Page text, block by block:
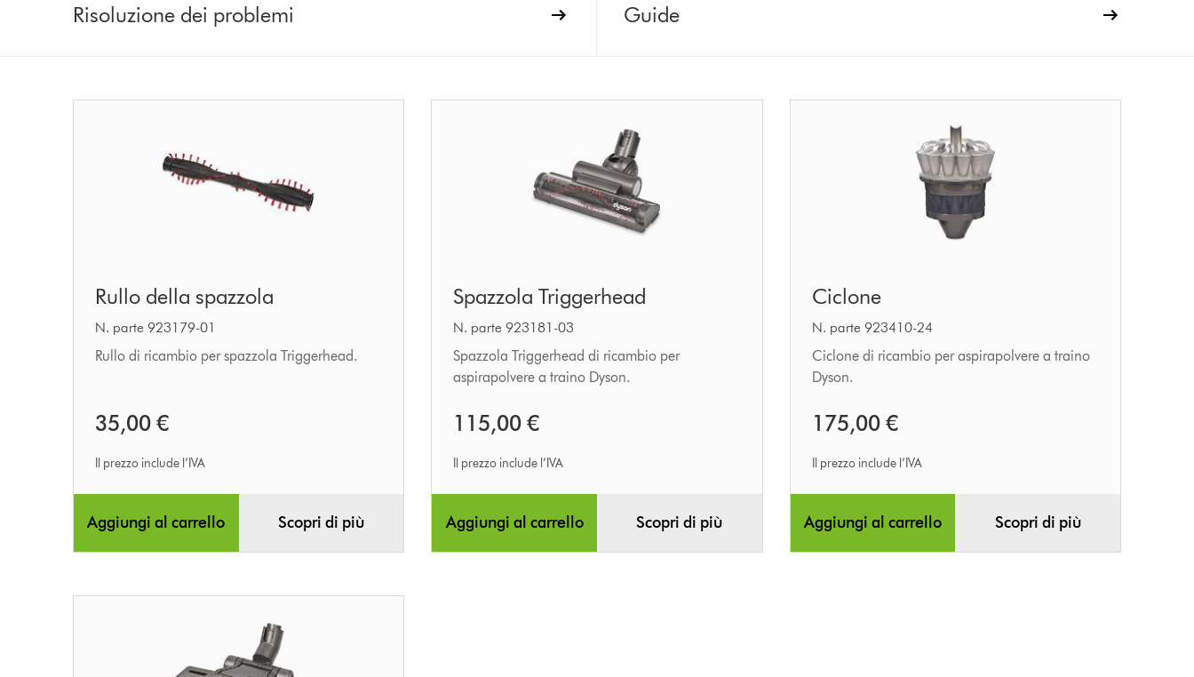
Risoluzione dei problemi Guide
della
spazzola
Rullo della spazzola
N. parte 923179-01
Rullo di ricambio per spazzola Triggerhead.
35,00 €
Il prezzo include l’IVA
Aggiungi al carrello Scopri di più
Triggerhead
Spazzola Triggerhead
N. parte 923181-03
Spazzola Triggerhead di ricambio per
aspirapolvere a traino Dyson.
115,00 €
Il prezzo include l’IVA
Aggiungi al carrello Scopri di più
Ciclone
N. parte 923410-24
Ciclone di ricambio per aspirapolvere a traino
Dyson.
175,00 €
Il prezzo include l’IVA
Aggiungi al carrello Scopri di più